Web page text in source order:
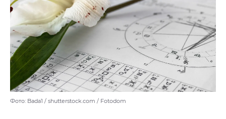
Фото: Bada1 / shutterstock.com / Fotodom